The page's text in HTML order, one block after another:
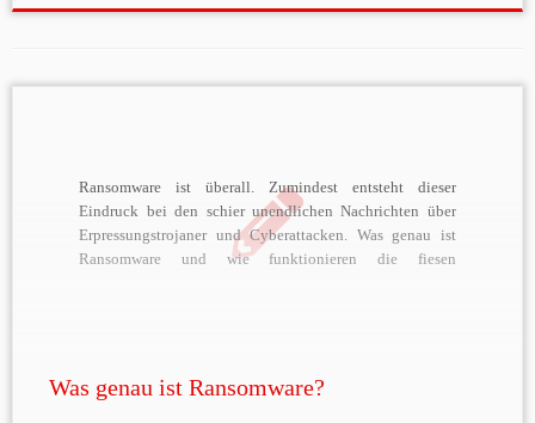
Ransomware ist überall. Zumindest entsteht dieser
Eindruck bei den schier unendlichen Nachrichten über
Erpressungstrojaner und Cyberattacken. Was genau ist
Ransomware und wie funktionieren die fiesen
Was genau ist Ransomware?